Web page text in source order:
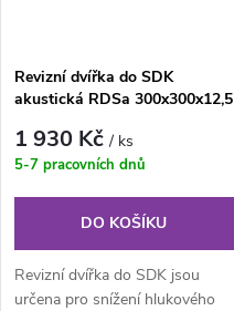
Revizní dvířka do SDK
akustická RDSa 300x300x12,5
1 930 Kč/ ks
5-7 pracovních dnů
DO KOŠÍKU
Revizní dvířka do SDK jsou
určena pro snížení hlukového